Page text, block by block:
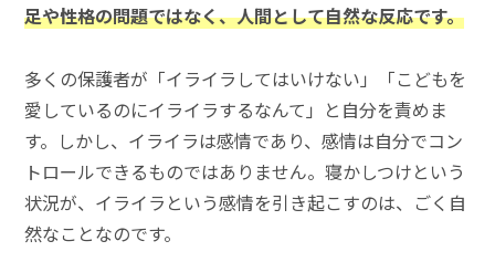
足や性格の問題ではなく、人間として自然な反応です。
多くの保護者が「イライラしてはいけない」「こどもを
愛しているのにイライラするなんて」と自分を責めま
す。しかし、イライラは感情であり、感情は自分でコン
トロールできるものではありません。寝かしつけという
状況が、イライラという感情を引き起こすのは、ごく自
然なことなのです。